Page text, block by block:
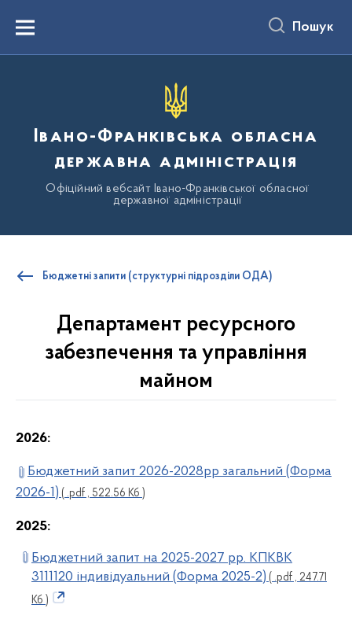
вмістуMenu Пошук
Івано-Франківська обласна
державна адміністрація
Офіційний вебсайт Івано-Франківської обласної
державної адміністрації
Бюджетні запити (структурні підрозділи ОДА)
Департамент ресурсного
забезпечення та управління
майном
2026:
Бюджетний запит 2026-2028рр загальний (Форма
2026-1) ( .pdf , 522.56 Кб )
2025:
Бюджетний запит на 2025-2027 рр. КПКВК
3111120 індивідуальний (Форма 2025-2) ( .pdf , 247.71
Кб )